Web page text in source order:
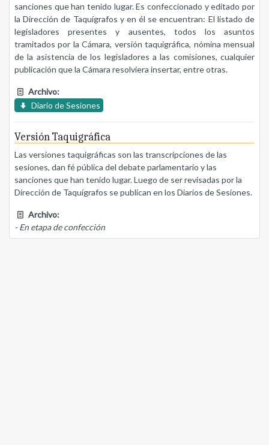
sanciones que han tenido lugar. Es confeccionado y editado por
la Dirección de Taquígrafos y en él se encuentran: El listado de
legisladores presentes y ausentes, todos los asuntos
tramitados por la Cámara, versión taquigráfica, nómina mensual
de la asistencia de los legisladores a las comisiones, cualquier
publicación que la Cámara resolviera insertar, entre otras.
Archivo:
Diario de Sesiones
Versión Taquigráfica
Las versiones taquigráficas son las transcripciones de las
sesiones, dan fé pública del debate parlamentario y las
sanciones que han tenido lugar. Luego de ser revisadas por la
Dirección de Taquígrafos se publican en los Diarios de Sesiones.
Archivo:
- En etapa de confección